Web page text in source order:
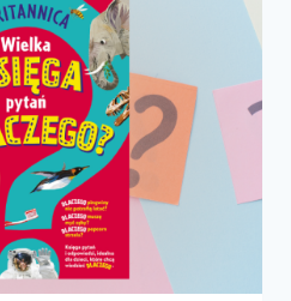
INNE
NAUKOWE
TAJEMNICE
WSZECHŚWIATA!